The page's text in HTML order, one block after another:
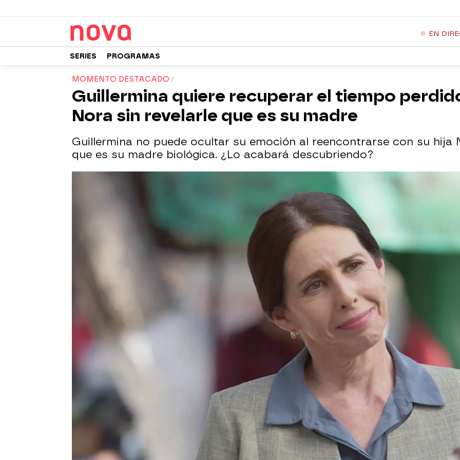
EN
SERIES PROGRAMAS
MOMENTO DESTACADO
Guillermina quiere recuperar el tiempo
Nora sin revelarle que es su madre
Guillermina no puede ocultar su emoción al reencontrarse con su hija
que es su madre biológica. ¿Lo acabará descubriendo?
Nova
WhatsappFacebook
X
Armando le confirma a Guillermina que Nora es su hija y le
recuerda que fue ella quien decidió alejarse de la pequeña.
Ambos vivieron un romance en el pasado y de aquella relación
nació la prima de Elsa.
Al llegar a casa, Guillermina no puede dejar de pensar en la